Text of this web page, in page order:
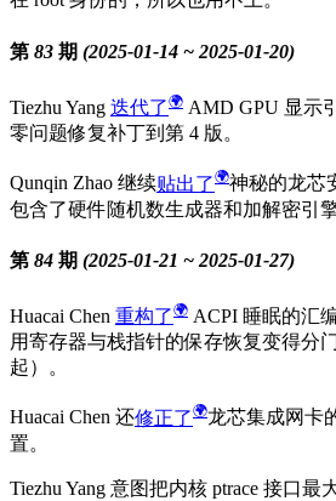
第 83 期 (2025-01-14 ~ 2025-01-20)
Tiezhu Yang 迭代了
AMD GPU 显示
零问题修复补丁到第 4 版。
Qunqin Zhao 继续贴出了
神秘的龙
包含了硬件随机数生成器和加解密引
第 84 期 (2025-01-21 ~ 2025-01-27)
Huacai Chen 重构了
ACPI 睡眠的汇
用寄存器与栈指针的保存恢复变得分
起）。
Huacai Chen 还修正了
龙芯集成网卡
置。
Tiezhu Yang 意图把内核 ptrace 接口